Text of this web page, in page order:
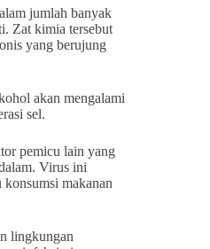
jumlah banyak
Zat kimia tersebut
yang berujung
akan mengalami
sel.
pemicu lain yang
Virus ini
makanan
lingkungan